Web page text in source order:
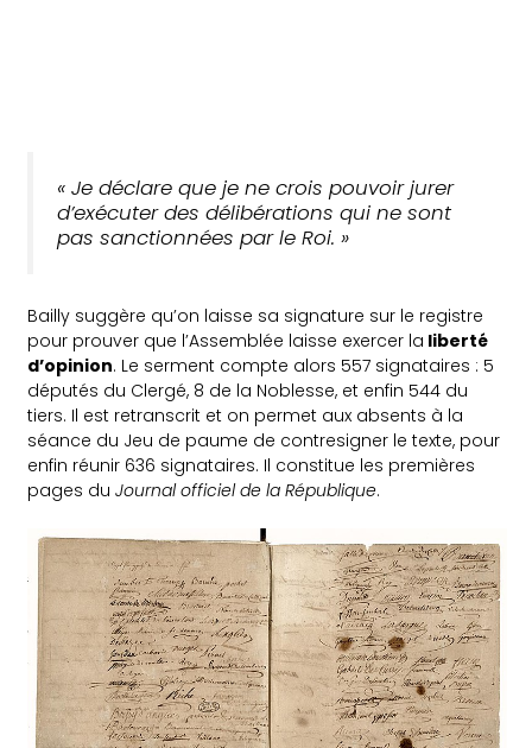
«Je déclare que je ne crois pouvoir jurer
d’exécuter des délibérations qui ne sont
pas sanctionnées par le Roi. »
Bailly suggère qu’on laisse sa signature sur le registre
pour prouver que l’Assemblée laisse exercer la liberté
d’opinion. Le serment compte alors 557 signataires : 5
députés du Clergé, 8 de la Noblesse, et enfin 544 du
tiers. Il est retranscrit et on permet aux absents à la
séance du Jeu de paume de contresigner le texte, pour
enfin réunir 636 signataires. Il constitue les premières
pages duJournal officiel de la République.